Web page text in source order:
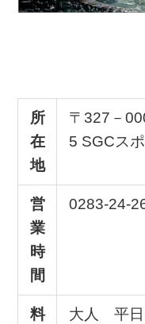
所
在
地
〒327－
5 SGCス
営
業
時
間
0283-24-
料 大人 平日